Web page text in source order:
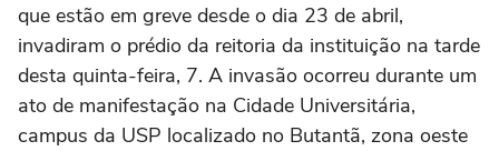
que estão em greve desde o dia 23 de abril,
invadiram o prédio da reitoria da instituição na tarde
desta quinta-feira, 7. A invasão ocorreu durante um
ato de manifestação na Cidade Universitária,
campus da USP localizado no Butantã, zona oeste